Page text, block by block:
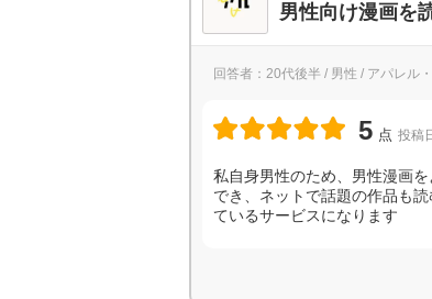
男性向け漫画を
回答者：20代後半 / 男性 / アパレル
5 点 投稿
私自身男性のため、男性漫画
でき、ネットで話題の作品も
ているサービスになります